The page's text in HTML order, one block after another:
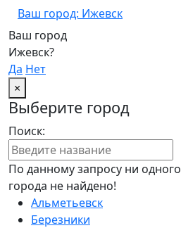
Ваш город: Ижевск
Ваш город
Ижевск?
Да Нет
×
Выберите город
Поиск:
По данному запросу ни одного
города не найдено!
Альметьевск
Березники